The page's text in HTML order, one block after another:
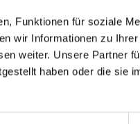
Funktionen für soziale
wir Informationen zu
weiter. Unsere Partner
haben oder die sie
Umland: